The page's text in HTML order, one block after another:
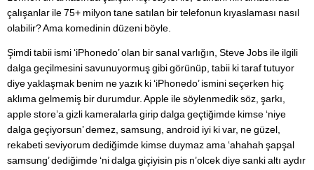
çalışanlar ile 75+ milyon tane satılan bir telefonun kıyaslaması nasıl
olabilir? Ama komedinin düzeni böyle.
Şimdi tabii ismi ‘iPhonedo’ olan bir sanal varlığın, Steve Jobs ile ilgili
dalga geçilmesini savunuyormuş gibi görünüp, tabii ki taraf tutuyor
diye yaklaşmak benim ne yazık ki ‘iPhonedo’ ismini seçerken hiç
aklıma gelmemiş bir durumdur. Apple ile söylenmedik söz, şarkı,
apple store’a gizli kameralarla girip dalga geçtiğimde kimse ‘niye
dalga geçiyorsun’ demez, samsung, android iyi ki var, ne güzel,
rekabeti seviyorum dediğimde kimse duymaz ama ‘ahahah şapşal
samsung’ dediğimde ‘ni dalga giçiyisin pis n’olcek diye sanki altı aydır